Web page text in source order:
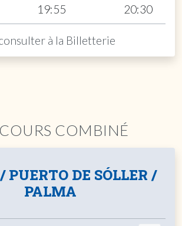
19:55
20:30
à la Billetterie
COMBINÉ
PUERTO DE SÓLLER /
PALMA